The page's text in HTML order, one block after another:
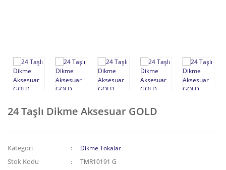
24 Taşlı Dikme Aksesuar GOLD
Kategori Dikme Tokalar
Stok Kodu TMR10191 G
Kıstırma Tokalar
Zincirli Aksesuarlar